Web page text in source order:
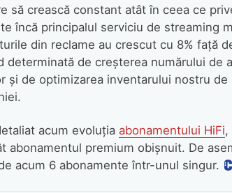
să crească constant atât în ​​ceea ce
încă principalul serviciu de streaming
din reclame au crescut cu 8% față
determinată de creșterea numărului de
și de optimizarea inventarului nostru
acum evoluția abonamentului HiFi,
abonamentul premium obișnuit. De
acum 6 abonamente într-unul singur.